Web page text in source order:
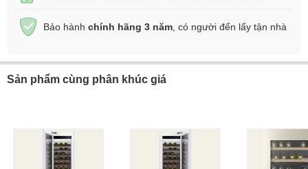
Bảo hành chính hãng 3 năm , có người đến lấy tận nhà
Sản phẩm cùng phân khúc giá